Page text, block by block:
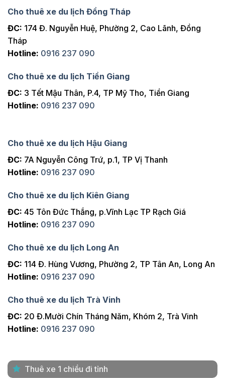
Cho thuê xe du lịch Đồng Tháp
ĐC: 174 Đ. Nguyễn Huệ, Phường 2, Cao Lãnh, Đồng
Tháp
Hotline: 0916 237 090
Cho thuê xe du lịch Tiền Giang
ĐC: 3 Tết Mậu Thân, P.4, TP Mỹ Tho, Tiền Giang
Hotline: 0916 237 090
Cho thuê xe du lịch Hậu Giang
ĐC: 7A Nguyễn Công Trứ, p.1, TP Vị Thanh
Hotline: 0916 237 090
Cho thuê xe du lịch Kiên Giang
ĐC: 45 Tôn Đức Thắng, p.Vĩnh Lạc TP Rạch Giá
Hotline: 0916 237 090
Cho thuê xe du lịch Long An
ĐC: 114 Đ. Hùng Vương, Phường 2, TP Tân An, Long An
Hotline: 0916 237 090
Cho thuê xe du lịch Trà Vinh
ĐC: 20 Đ.Mười Chín Tháng Năm, Khóm 2, Trà Vinh
Hotline: 0916 237 090
Thuê xe 1 chiều đi tỉnh